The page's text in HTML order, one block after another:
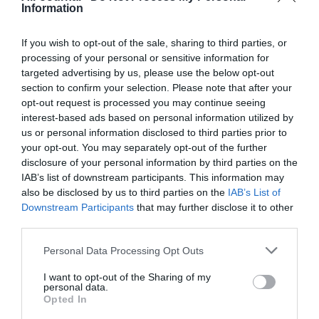
Information
If you wish to opt-out of the sale, sharing to third parties, or
processing of your personal or sensitive information for
targeted advertising by us, please use the below opt-out
section to confirm your selection. Please note that after your
opt-out request is processed you may continue seeing
interest-based ads based on personal information utilized by
us or personal information disclosed to third parties prior to
your opt-out. You may separately opt-out of the further
disclosure of your personal information by third parties on the
IAB’s list of downstream participants. This information may
also be disclosed by us to third parties on the IAB’s List of
Downstream Participants that may further disclose it to other
Personal Data Processing Opt Outs
I want to opt-out of the Sharing of my
personal data.
Opted In
Au fait le troll pourquoi boing a tant voulu faire le
Explique nous aussi pourquoi boing a tant cherché a
faire capoter le XLR en remettant en cause la
sécurité de l appareil après que lui même ait vendu
un appareil dangereux en toute connaissance de
cause qui a fait 346
La vérité ? T enrages de voir boing se fait défoncer
par le XLR d Airbus qui lui a piqué le marché …L
amerloque dépassé a du ranger ses maquettes
bidons et ses jeux de constructions pour aller jouer
plus loin …Alors t essaie de sauver les apparences
en mentant outrageusement comme d hab !
RÉPONDRE
Shogun